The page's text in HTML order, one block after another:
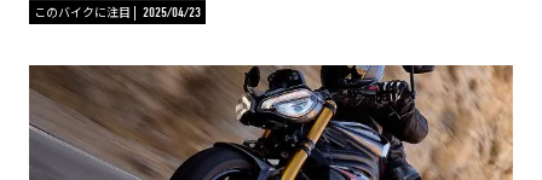
このバイクに注目
2025/04/23